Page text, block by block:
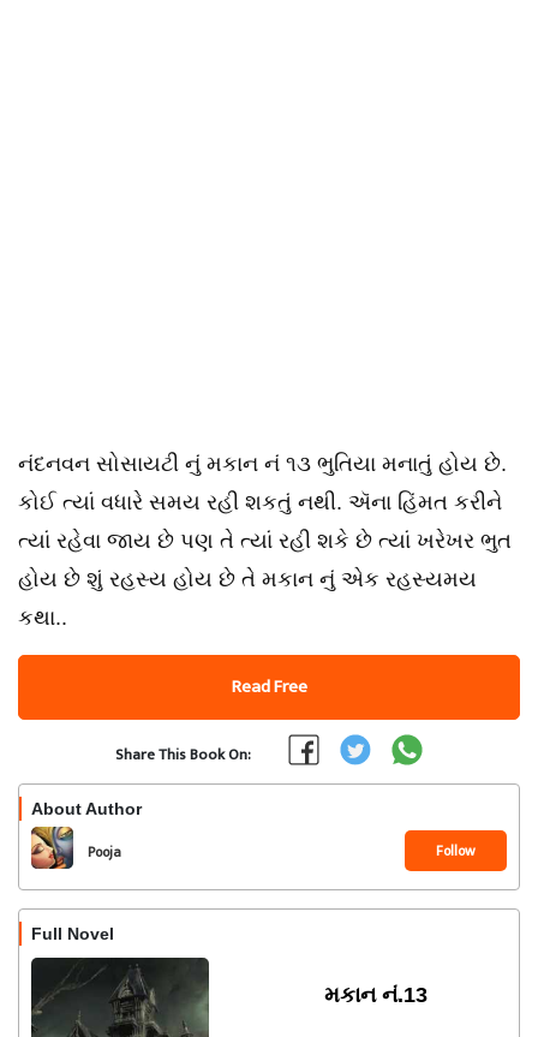
નંદનવન સોસાયટી નું મકાન નં ૧૩ ભુતિયા મનાતું હોય છે.
કોઈ ત્યાં વધારે સમય રહી શકતું નથી. ઍના હિંમત કરીને
ત્યાં રહેવા જાય છે પણ તે ત્યાં રહી શકે છે ત્યાં ખરેખર ભુત
હોય છે શું રહસ્ય હોય છે તે મકાન નું એક રહસ્યમય
કથા..
Read Free
Share This Book On:
About Author
Pooja Follow
Full Novel
મકાન નં.13